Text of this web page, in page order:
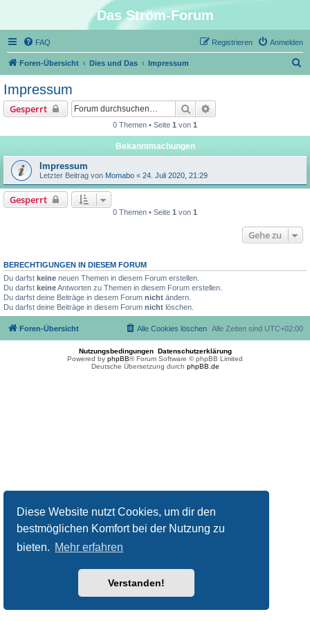
Diese Website nutzt Cookies, um dir den
bestmöglichen Komfort bei der Nutzung zu
bieten. Mehr erfahren
Verstanden!
Das Ström-Forum
FAQ Anmelden
Registrieren
Foren-Übersicht Dies und Das Impressum
Impressum
Gesperrt Suche
0 Themen • Seite 1 von 1
Bekanntmachungen
Impressum
Letzter Beitrag von Momabo « 24. Juli 2020, 21:29
Gesperrt
0 Themen • Seite 1 von 1
Gehe zu
BERECHTIGUNGEN IN DIESEM FORUM
Du darfst keine neuen Themen in diesem Forum erstellen.
Du darfst keineAntworten zu Themen in diesem Forum erstellen.
Du darfst deine Beiträge in diesem Forum nicht ändern.
Du darfst deine Beiträge in diesem Forum nicht löschen.
Foren-Übersicht Alle Zeiten sind UTC+02:00
Alle Cookies löschen
Nutzungsbedingungen Datenschutzerklärung
Powered by phpBB® Forum Software © phpBB Limited
Deutsche Übersetzung durch phpBB.de